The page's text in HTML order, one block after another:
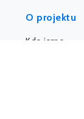
O projektu
Kdo jsme